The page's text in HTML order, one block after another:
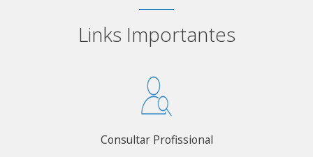
Links Importantes
Consultar Profissional